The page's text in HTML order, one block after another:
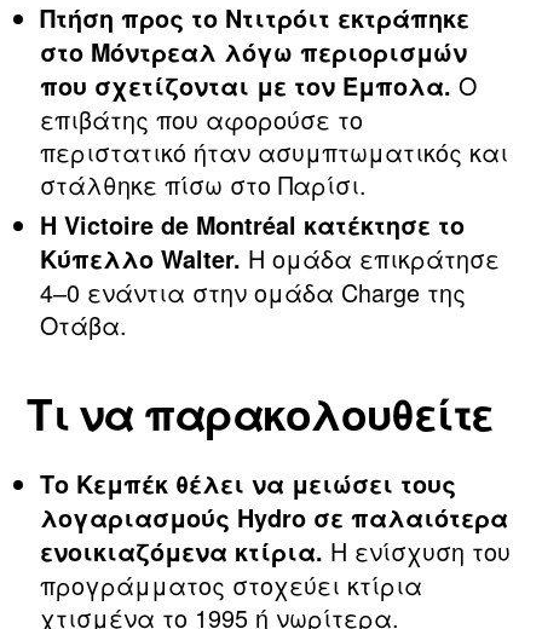
Πτήση προς το Ντιτρόιτ εκτράπηκε
στο Μόντρεαλ λόγω περιορισμών
που σχετίζονται με τον Έμπολα. Ο
επιβάτης που αφορούσε το
περιστατικό ήταν ασυμπτωματικός και
στάλθηκε πίσω στο Παρίσι.
Η Victoire de Montréal κατέκτησε το
Κύπελλο Walter. Η ομάδα επικράτησε
4–0 ενάντια στην ομάδα Charge της
Οτάβα.
Τι να παρακολουθείτε
Το Κεμπέκ θέλει να μειώσει τους
λογαριασμούς Hydro σε παλαιότερα
ενοικιαζόμενα κτίρια. Η ενίσχυση του
προγράμματος στοχεύει κτίρια
χτισμένα το 1995 ή νωρίτερα.